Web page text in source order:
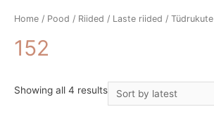
Home / Pood / Riided / Laste riided /
152
Showing all 4 results